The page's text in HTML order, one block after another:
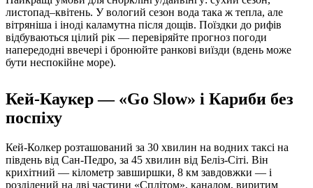
листопад–квітень. У вологий сезон вода така ж тепла, але
вітряніша і іноді каламутна після дощів. Поїздки до рифів
відбуваються цілий рік — перевіряйте прогноз погоди
напередодні ввечері і бронюйте ранкові виїзди (вдень може
бути неспокійне море).
Кей-Каукер — «Go Slow» і Кариби без
поспіху
Кей-Колкер розташований за 30 хвилин на водних таксі на
південь від Сан-Педро, за 45 хвилин від Беліз-Сіті. Він
крихітний — кілометр завширшки, 8 км завдовжки — і
розділений на дві частини «Сплітом», каналом, виритим